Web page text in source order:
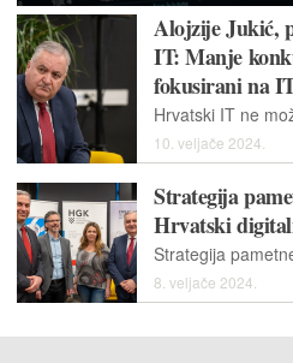
Alojzije Jukić,
IT: Manje
fokusirani na
10. veljače 2024.
Strategija
Hrvatski
8. veljače 2024.